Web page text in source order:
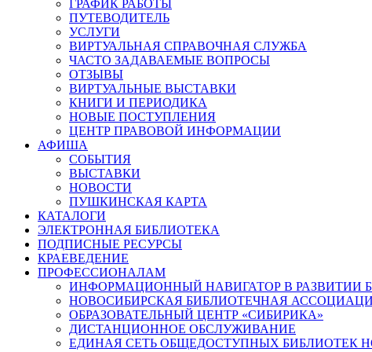
ГРАФИК РАБОТЫ
ПУТЕВОДИТЕЛЬ
УСЛУГИ
ВИРТУАЛЬНАЯ СПРАВОЧНАЯ СЛУЖБА
ЧАСТО ЗАДАВАЕМЫЕ ВОПРОСЫ
ОТЗЫВЫ
ВИРТУАЛЬНЫЕ ВЫСТАВКИ
КНИГИ И ПЕРИОДИКА
НОВЫЕ ПОСТУПЛЕНИЯ
ЦЕНТР ПРАВОВОЙ ИНФОРМАЦИИ
АФИША
СОБЫТИЯ
ВЫСТАВКИ
НОВОСТИ
ПУШКИНСКАЯ КАРТА
КАТАЛОГИ
ЭЛЕКТРОННАЯ БИБЛИОТЕКА
ПОДПИСНЫЕ РЕСУРСЫ
КРАЕВЕДЕНИЕ
ПРОФЕССИОНАЛАМ
ИНФОРМАЦИОННЫЙ НАВИГАТОР В РАЗВИТИИ
НОВОСИБИРСКАЯ БИБЛИОТЕЧНАЯ
ОБРАЗОВАТЕЛЬНЫЙ ЦЕНТР «СИБИРИКА»
ДИСТАНЦИОННОЕ ОБСЛУЖИВАНИЕ
ЕДИНАЯ СЕТЬ ОБЩЕДОСТУПНЫХ БИБЛИОТЕК